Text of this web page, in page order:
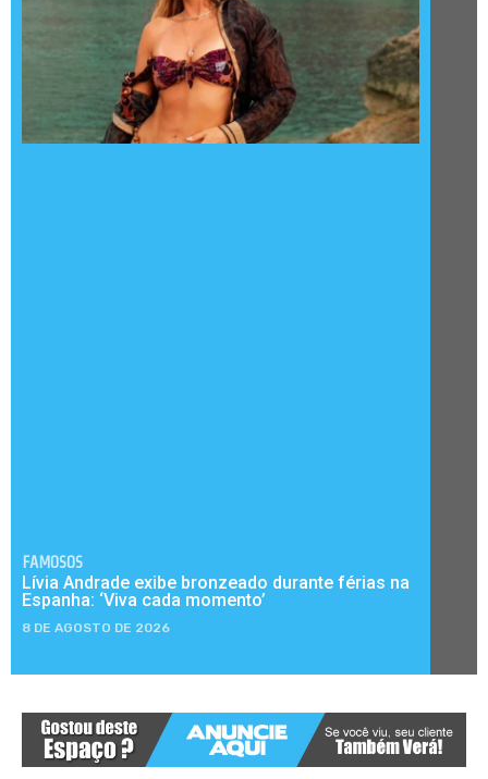
FAMOSOS
Lívia Andrade exibe bronzeado durante férias na
Espanha: ‘Viva cada momento’
8 DE AGOSTO DE 2026